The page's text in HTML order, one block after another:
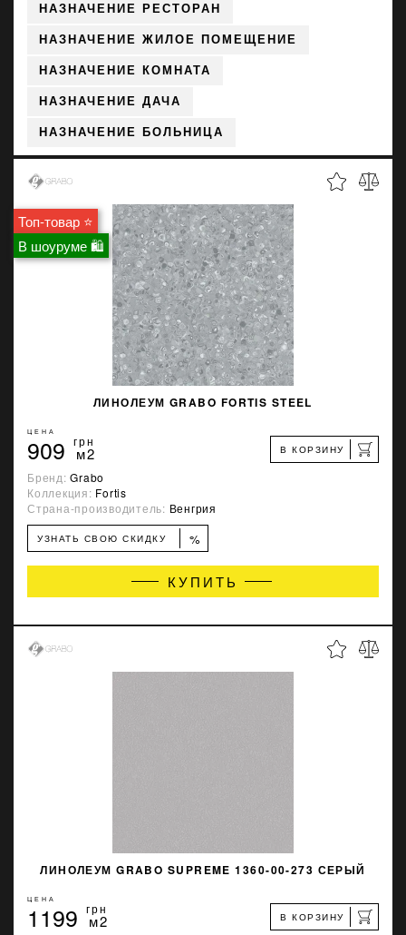
НАЗНАЧЕНИЕ РЕСТОРАН
НАЗНАЧЕНИЕ ЖИЛОЕ ПОМЕЩЕНИЕ
НАЗНАЧЕНИЕ КОМНАТА
НАЗНАЧЕНИЕ ДАЧА
НАЗНАЧЕНИЕ БОЛЬНИЦА
Топ-товар ⭐
В шоуруме 🛍
ЛИНОЛЕУМ GRABO FORTIS STEEL
ЦЕНА
909 грн
м2 В КОРЗИНУ
Бренд:Grabo
Коллекция: Fortis
Страна-производитель: Венгрия
УЗНАТЬ СВОЮ СКИДКУ %
КУПИТЬ
ЛИНОЛЕУМ GRABO SUPREME 1360-00-273 СЕРЫЙ
ЦЕНА
1199 грн
м2 В КОРЗИНУ